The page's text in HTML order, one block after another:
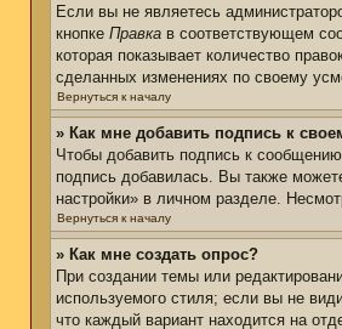
Если вы не являетесь
кнопке Правка в соответствующем
которая показывает количество
сделанных изменениях по своему
Вернуться к началу
» Как мне добавить подпись к
Чтобы добавить подпись к
подпись добавилась. Вы также
настройки» в личном разделе.
Вернуться к началу
» Как мне создать опрос?
При создании темы или
используемого стиля; если вы не
что каждый вариант находится на